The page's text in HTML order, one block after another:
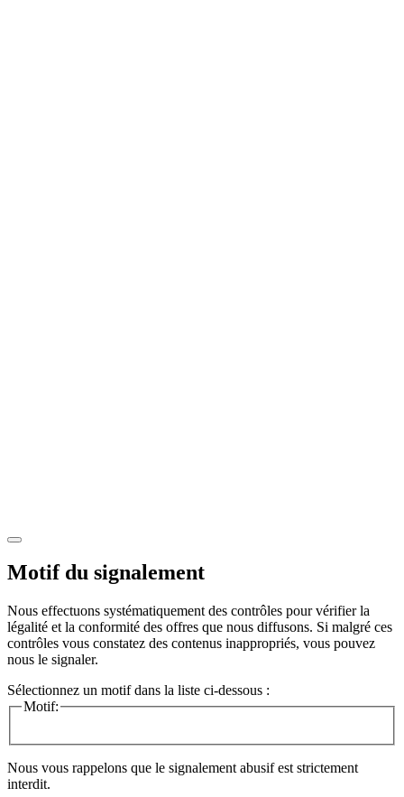
Motif du signalement
Nous effectuons systématiquement des contrôles pour vérifier la
légalité et la conformité des offres que nous diffusons. Si malgré ces
contrôles vous constatez des contenus inappropriés, vous pouvez
nous le signaler.
Sélectionnez un motif dans la liste ci-dessous :
Motif:
Nous vous rappelons que le signalement abusif est strictement
interdit.